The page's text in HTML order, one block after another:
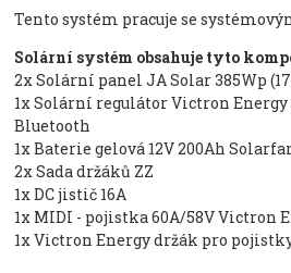
Tento systém pracuje se
Solární systém obsahuje tyto
2x Solární panel JA Solar 385Wp
1x Solární regulátor Victron Energy
Bluetooth
1x Baterie gelová 12V 200Ah
2x Sada držáků ZZ
1x DC jistič 16A
1x MIDI - pojistka 60A/58V Victron
1x Victron Energy držák pro